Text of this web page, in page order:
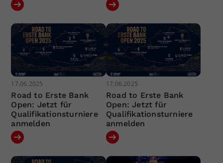
17.06.2025
Road to Erste Bank
Open: Jetzt für
Qualifikationsturniere
anmelden
17.06.2025
Road to Erste Bank
Open: Jetzt für
Qualifikationsturniere
anmelden